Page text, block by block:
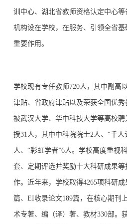
训中心、湖北省教师资格认定中心
机构设在学校，在服务、引领全省
重要作用。
学校现有专任教师720人，其中副高
津贴、省政府津贴以及荣获全国优
被武汉大学、华中科技大学等高校
授31人，其中中科院院士2人、“千人
人、“彩虹学者”6人。学校高度重视
套、定期评选并奖励十大科研成果
作。近年来，学校取得4265项科研
篇、EI收录论文189篇，在核心期刊
术专著、编（译）著、教材330部。